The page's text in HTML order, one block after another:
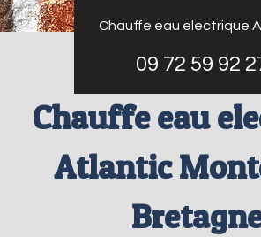
Chauffe eau electrique
09 72 59 92
Chauffe eau
Atlantic